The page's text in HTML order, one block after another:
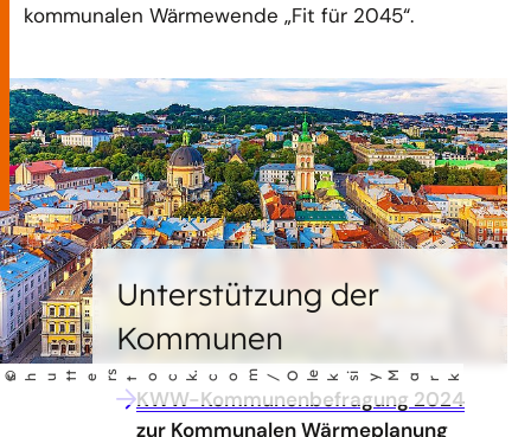
kommunalen Wärmewende „Fit für 2045“.
Unterstützung der
Kommunen
KWW-Kommunenbefragung 2024
zur Kommunalen Wärmeplanung
©
shut t
er s
tock .
co m
/O l
e
ks
iy
Ma rk